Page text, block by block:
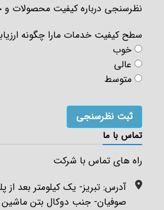
نظرسنجی درباره کیفیت محصولات
سطح کیفیت خدمات مارا چگونه
خوب
عالی
متوسط
تماس با ما
راه های تماس با شرکت
آدرس: تبریز- یک کیلومتر بعد از
صوفیان- جنب دوکال بتن ماشین